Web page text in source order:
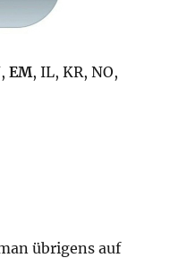
EM, IL, KR, NO,
übrigens auf